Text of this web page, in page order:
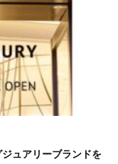
ュアリーブランドを